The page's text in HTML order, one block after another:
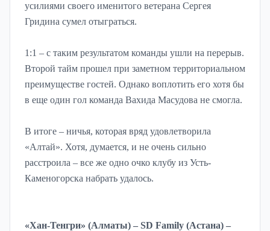
усилиями своего именитого ветерана Сергея
Гридина сумел отыграться.
1:1 – с таким результатом команды ушли на перерыв.
Второй тайм прошел при заметном территориальном
преимуществе гостей. Однако воплотить его хотя бы
в еще один гол команда Вахида Масудова не смогла.
В итоге – ничья, которая вряд удовлетворила
«Алтай». Хотя, думается, и не очень сильно
расстроила – все же одно очко клубу из Усть-
Каменогорска набрать удалось.
«Хан-Тенгри» (Алматы) – SD Family (Астана) –